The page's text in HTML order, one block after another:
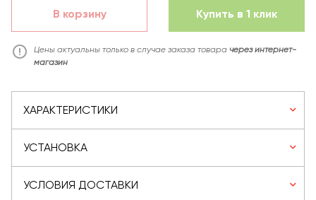
В корзину Купить в 1 клик
Цены актуальны только в случае заказа товара через интернет-
магазин
ХАРАКТЕРИСТИКИ
УСТАНОВКА
УСЛОВИЯ ДОСТАВКИ